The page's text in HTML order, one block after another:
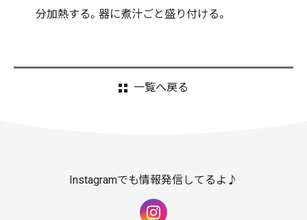
分加熱する。器に煮汁ごと盛り付ける。
一覧へ戻る
Instagramでも情報発信してるよ♪